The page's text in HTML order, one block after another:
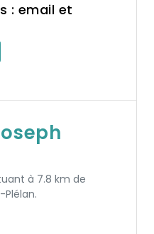
: email et
à 7.8 km de